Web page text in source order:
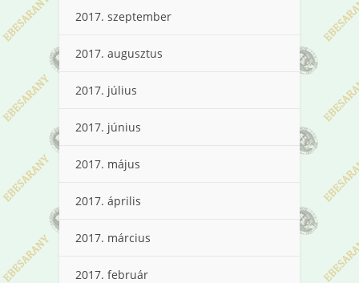
2017. szeptember
2017. augusztus
2017. július
2017. június
2017. május
2017. április
2017. március
2017. február